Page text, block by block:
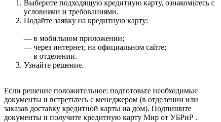
Выберите подходящую кредитную карту, ознакомьтесь с
условиями и требованиями.
Подайте заявку на кредитную карту:
— в мобильном приложении;
— через интернет, на официальном сайте;
— в отделении.
Узнайте решение.
Если решение положительное: подготовьте необходимые
документы и встретьтесь с менеджером (в отделении или
заказав доставку кредитной карты на дом). Подпишите
документы и получите кредитную карту Мир от УБРиР .